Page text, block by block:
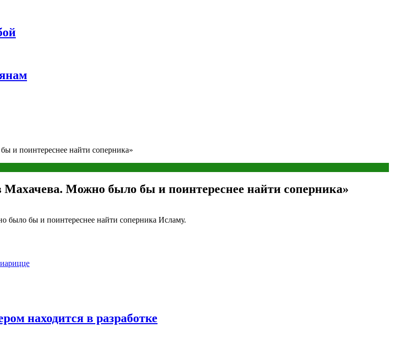
и поинтереснее найти соперника»
Можно было бы и поинтереснее найти соперника»
было бы и поинтереснее найти соперника Исламу.
находится в разработке